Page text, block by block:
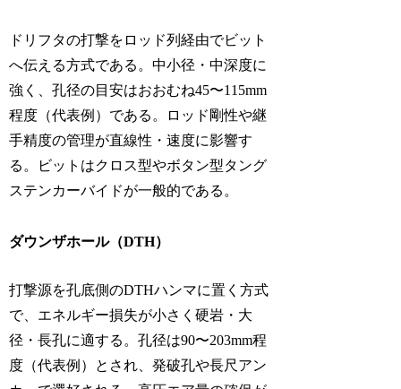
ドリフタの打撃をロッド列経由でビット
へ伝える方式である。中小径・中深度に
強く、孔径の目安はおおむね45〜115mm
程度（代表例）である。ロッド剛性や継
手精度の管理が直線性・速度に影響す
る。ビットはクロス型やボタン型タング
ステンカーバイドが一般的である。
ダウンザホール（DTH）
打撃源を孔底側のDTHハンマに置く方式
で、エネルギー損失が小さく硬岩・大
径・長孔に適する。孔径は90〜203mm程
度（代表例）とされ、発破孔や長尺アン